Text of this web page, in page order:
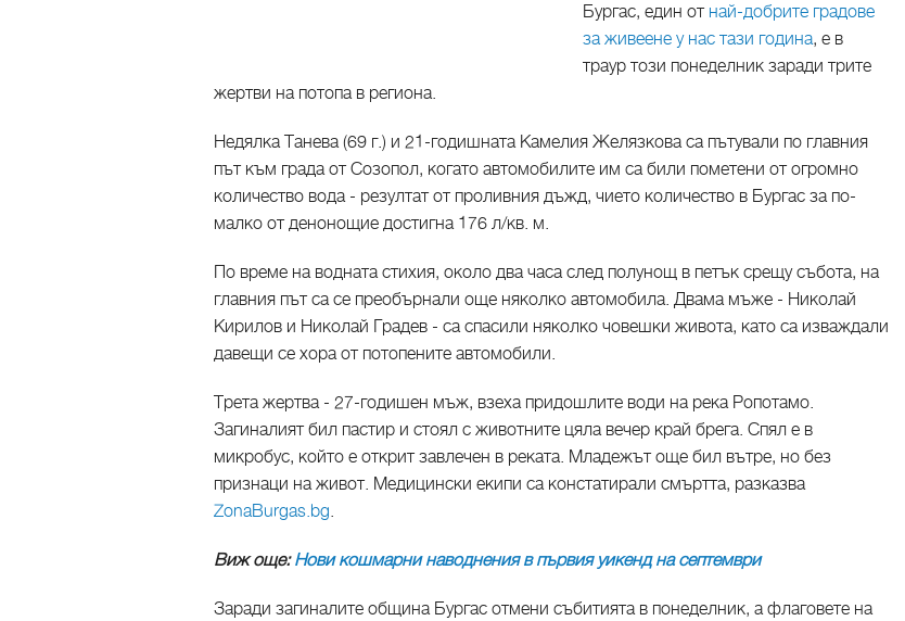
Бургас, един от най-добрите градове
за живеене у нас тази година, е в
траур този понеделник заради трите
жертви на потопа в региона.
Недялка Танева (69 г.) и 21-годишната Камелия Желязкова са пътували по главния
път към града от Созопол, когато автомобилите им са били пометени от огромно
количество вода - резултат от проливния дъжд, чието количество в Бургас за по-
малко от денонощие достигна 176 л/кв. м.
По време на водната стихия, около два часа след полунощ в петък срещу събота, на
главния път са се преобърнали още няколко автомобила. Двама мъже - Николай
Кирилов и Николай Градев - са спасили няколко човешки живота, като са изваждали
давещи се хора от потопените автомобили.
Трета жертва - 27-годишен мъж, взеха придошлите води на река Ропотамо.
Загиналият бил пастир и стоял с животните цяла вечер край брега. Спял е в
микробус, който е открит завлечен в реката. Младежът още бил вътре, но без
признаци на живот. Медицински екипи са констатирали смъртта, разказва
ZonaBurgas.bg.
Виж още:Нови кошмарни наводнения в първия уикенд на септември
Заради загиналите община Бургас отмени събитията в понеделник, а флаговете на